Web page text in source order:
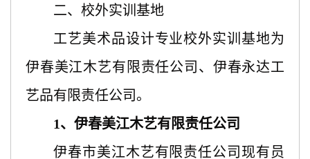
二、校外实训基地
工艺美术品设计专业校外实训基地为
伊春美江木艺有限责任公司、 伊春永达工
艺品有限责任公司 。
1、伊春美江木艺有限责任公司
伊春市美江木艺有限责任公司现有员